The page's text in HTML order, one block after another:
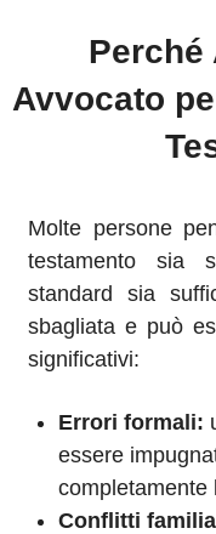
Perché
Avvocato
Molte persone
testamento sia
standard sia
sbagliata e può
significativi:
Errori formali:
essere
completamente
Conflitti